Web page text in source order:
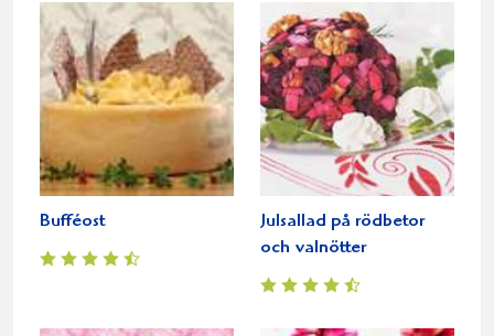
Bufféost
Julsallad på rödbetor
och valnötter